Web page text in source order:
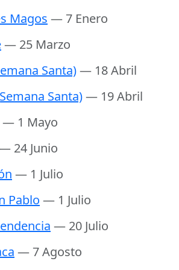
Magos — 7 Enero
— 25 Marzo
Santa)— 18 Abril
Santa)— 19 Abril
— 1 Mayo
24 Junio
— 1 Julio
Pablo — 1 Julio
— 20 Julio
— 7 Agosto